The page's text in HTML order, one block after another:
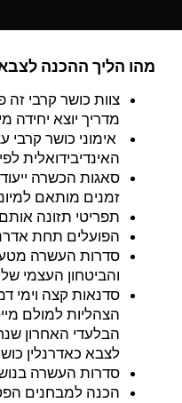
מהו הליך ההכנה
צוות כושר קרבי
מדריך יוצא יחידה
אימוני כושר
האינדיבידואלית
סאגות הכשרה
זמנים מותאם
תפריטי תזונה
הפועלים תחת
סדרות העשרה
והביטחון העצמי
סדנאות קצה וימי
הצהליות למולם
הבלעדי האחרון
לצבא כאדרנלין
סדרות העשרה
הכנה למבחנים